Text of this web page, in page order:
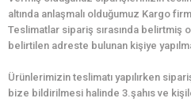
altında anlaşmalı olduğumuz Kargo
Teslimatlar sipariş sırasında belirtmiş
belirtilen adreste bulunan kişiye
Ürünlerimizin teslimatı yapılırken
bize bildirilmesi halinde 3.şahıs ve